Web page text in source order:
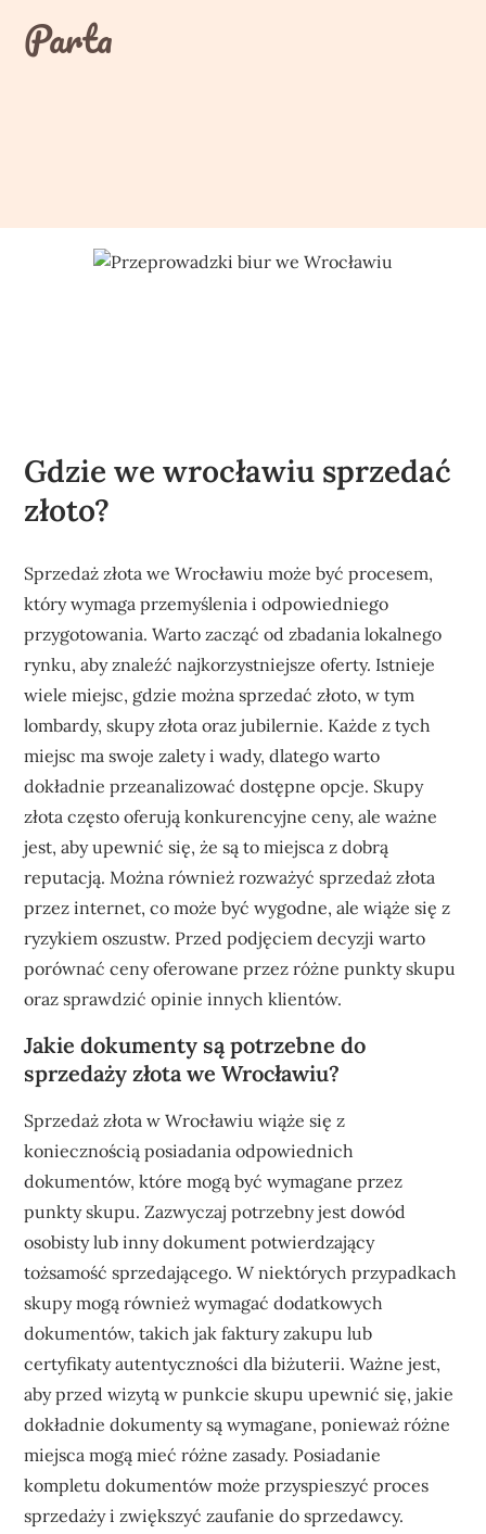
contentParta
Gdzie we wrocławiu sprzedać
złoto?
Sprzedaż złota we Wrocławiu może być procesem,
który wymaga przemyślenia i odpowiedniego
przygotowania. Warto zacząć od zbadania lokalnego
rynku, aby znaleźć najkorzystniejsze oferty. Istnieje
wiele miejsc, gdzie można sprzedać złoto, w tym
lombardy, skupy złota oraz jubilernie. Każde z tych
miejsc ma swoje zalety i wady, dlatego warto
dokładnie przeanalizować dostępne opcje. Skupy
złota często oferują konkurencyjne ceny, ale ważne
jest, aby upewnić się, że są to miejsca z dobrą
reputacją. Można również rozważyć sprzedaż złota
przez internet, co może być wygodne, ale wiąże się z
ryzykiem oszustw. Przed podjęciem decyzji warto
porównać ceny oferowane przez różne punkty skupu
oraz sprawdzić opinie innych klientów.
Jakie dokumenty są potrzebne do
sprzedaży złota we Wrocławiu?
Sprzedaż złota w Wrocławiu wiąże się z
koniecznością posiadania odpowiednich
dokumentów, które mogą być wymagane przez
punkty skupu. Zazwyczaj potrzebny jest dowód
osobisty lub inny dokument potwierdzający
tożsamość sprzedającego. W niektórych przypadkach
skupy mogą również wymagać dodatkowych
dokumentów, takich jak faktury zakupu lub
certyfikaty autentyczności dla biżuterii. Ważne jest,
aby przed wizytą w punkcie skupu upewnić się, jakie
dokładnie dokumenty są wymagane, ponieważ różne
miejsca mogą mieć różne zasady. Posiadanie
kompletu dokumentów może przyspieszyć proces
sprzedaży i zwiększyć zaufanie do sprzedawcy.